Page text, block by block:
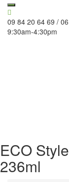
09 84 20 64 69 /
9:30am-4:30pm
ECO
236ml